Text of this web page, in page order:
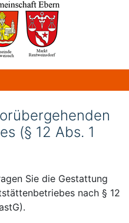
(§ 12 Abs. 1
Sie die Gestattung
nach § 12